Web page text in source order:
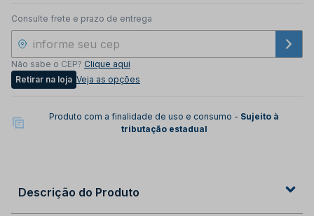
Consulte frete e prazo de entrega
Não sabe o CEP? Clique aqui
Retirar na loja Veja as opções
Produto com a finalidade de uso e consumo - Sujeito à
tributação estadual
Descrição do Produto